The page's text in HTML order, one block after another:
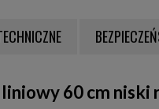
60 cm